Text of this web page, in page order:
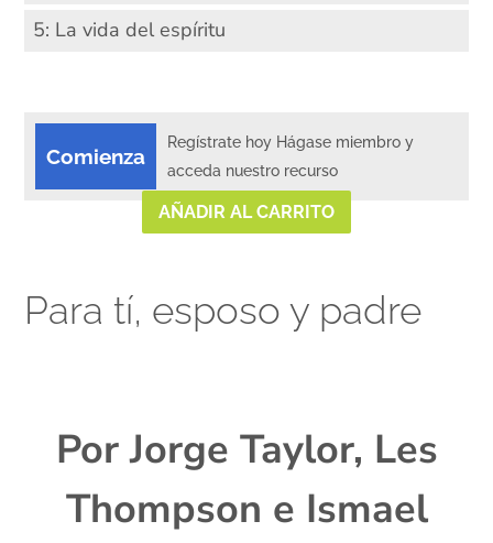
5: La vida del espíritu
Comienza
Regístrate hoy Hágase miembro y
acceda nuestro recurso
AÑADIR AL CARRITO
Para tí, esposo y padre
Por Jorge Taylor, Les
Thompson e Ismael